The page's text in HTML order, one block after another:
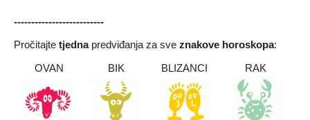
--------------------------
Pročitajte tjedna predviđanja za sve znakove horoskopa:
OVAN
BIK BLIZANCI RAK